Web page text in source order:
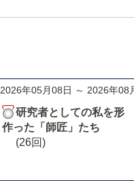
2026年05月08日 ～ 2026年08
研究者としての私を形
作った「師匠」たち
(26回)